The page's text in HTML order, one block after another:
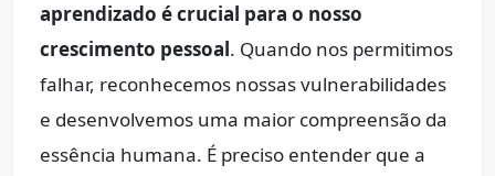
aprendizado é crucial para o nosso
crescimento pessoal. Quando nos permitimos
falhar, reconhecemos nossas vulnerabilidades
e desenvolvemos uma maior compreensão da
essência humana. É preciso entender que a